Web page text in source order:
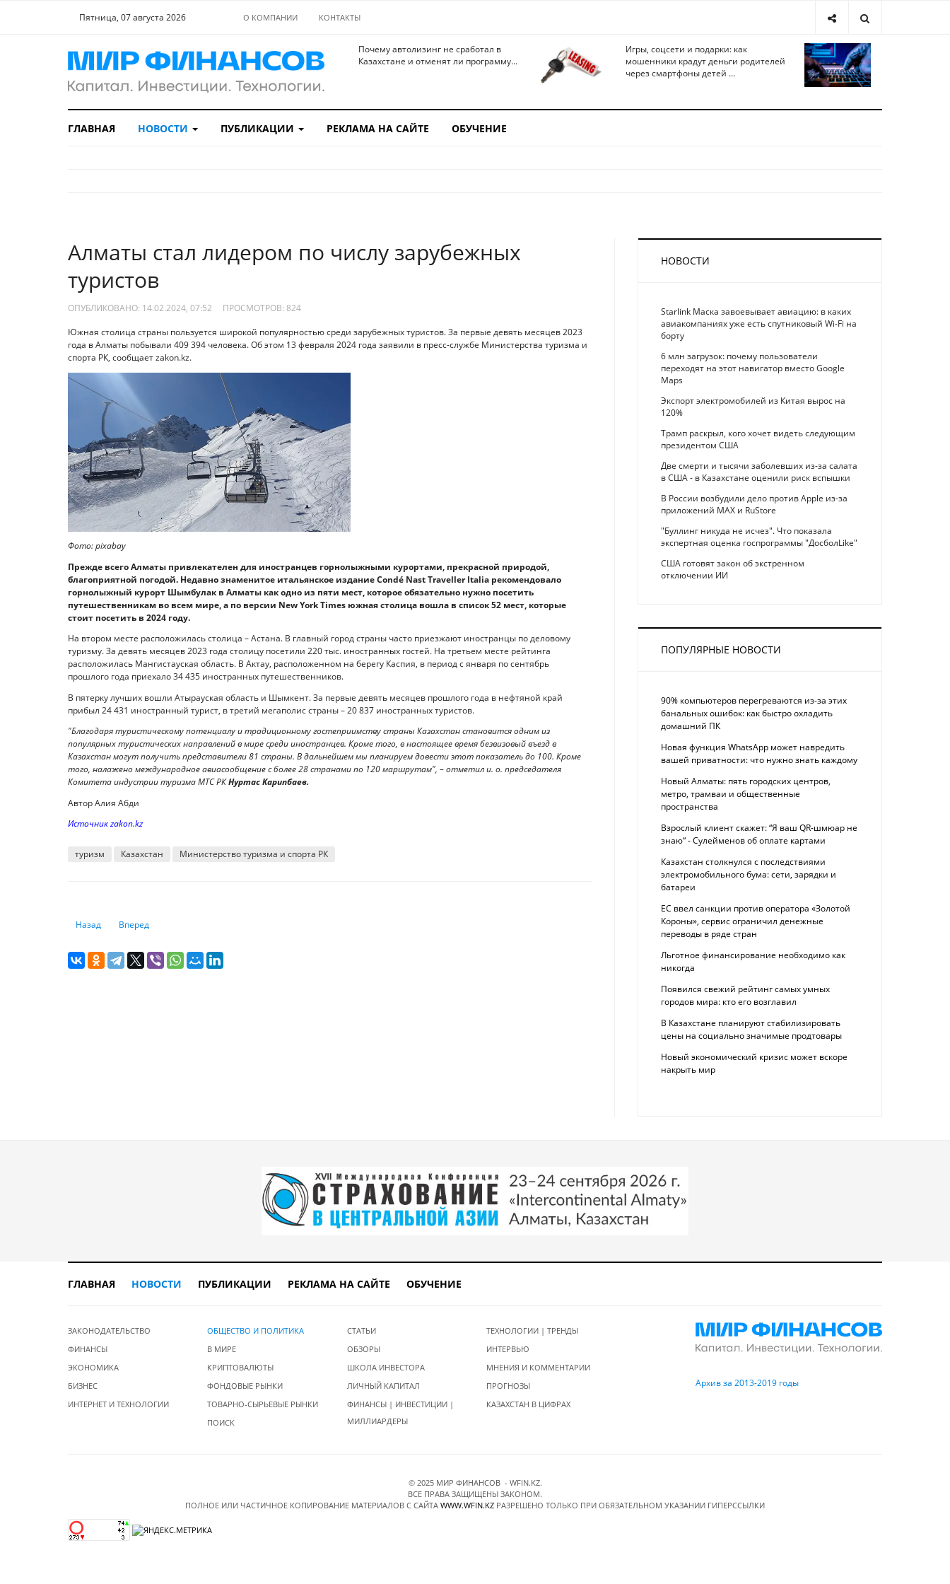
Пятница, 07 августа 2026 О КОМПАНИИ КОНТАКТЫ
Почему автолизинг не сработал в
Казахстане и отменят ли программу...
Игры, соцсети и подарки: как
мошенники крадут деньги родителей
через смартфоны детей ...
ГЛАВНАЯ НОВОСТИ ПУБЛИКАЦИИ РЕКЛАМА НА САЙТЕ ОБУЧЕНИЕ
Алматы стал лидером по числу зарубежных
туристов
ОПУБЛИКОВАНО: 14.02.2024, 07:52 ПРОСМОТРОВ: 824
Южная столица страны пользуется широкой популярностью среди зарубежных туристов. За первые девять месяцев 2023
года в Алматы побывали 409 394 человека. Об этом 13 февраля 2024 года заявили в пресс-службе Министерства туризма и
спорта РК, сообщает zakon.kz.
Фото: pixabay
Прежде всего Алматы привлекателен для иностранцев горнолыжными курортами, прекрасной природой,
благоприятной погодой. Недавно знаменитое итальянское издание Condé Nast Traveller Italia рекомендовало
горнолыжный курорт Шымбулак в Алматы как одно из пяти мест, которое обязательно нужно посетить
путешественникам во всем мире, а по версии New York Times южная столица вошла в список 52 мест, которые
стоит посетить в 2024 году.
На втором месте расположилась столица – Астана. В главный город страны часто приезжают иностранцы по деловому
туризму. За девять месяцев 2023 года столицу посетили 220 тыс. иностранных гостей. На третьем месте рейтинга
расположилась Мангистауская область. В Актау, расположенном на берегу Каспия, в период с января по сентябрь
прошлого года приехало 34 435 иностранных путешественников.
В пятерку лучших вошли Атырауская область и Шымкент. За первые девять месяцев прошлого года в нефтяной край
прибыл 24 431 иностранный турист, в третий мегаполис страны – 20 837 иностранных туристов.
"Благодаря туристическому потенциалу и традиционному гостеприимству страны Казахстан становится одним из
популярных туристических направлений в мире среди иностранцев. Кроме того, в настоящее время безвизовый въезд в
Казахстан могут получить представители 81 страны. В дальнейшем мы планируем довести этот показатель до 100. Кроме
того, налажено международное авиасообщение с более 28 странами по 120 маршрутам", – отметил и. о. председателя
Комитета индустрии туризма МТС РКНуртас Карипбаев.
Автор Алия Абди
Источник zakon.kz
туризм Казахстан Министерство туризма и спорта РК
Предыдущий: Алматинцам стало удобнее получать государственные услуги
Назад Следующий: Места, где цены на жилье падают
Вперед
НОВОСТИ
Starlink Маска завоевывает авиацию: в каких
авиакомпаниях уже есть спутниковый Wi-Fi на
борту
6 млн загрузок: почему пользователи
переходят на этот навигатор вместо Google
Maps
Экспорт электромобилей из Китая вырос на
120%
Трамп раскрыл, кого хочет видеть следующим
президентом США
Две смерти и тысячи заболевших из-за салата
в США - в Казахстане оценили риск вспышки
В России возбудили дело против Apple из-за
приложений MAX и RuStore
"Буллинг никуда не исчез". Что показала
экспертная оценка госпрограммы "ДосболLike"
США готовят закон об экстренном
отключении ИИ
ПОПУЛЯРНЫЕ НОВОСТИ
90% компьютеров перегреваются из-за этих
банальных ошибок: как быстро охладить
домашний ПК
Новая функция WhatsApp может навредить
вашей приватности: что нужно знать каждому
Новый Алматы: пять городских центров,
метро, трамваи и общественные
пространства
Взрослый клиент скажет: “Я ваш QR-шмюар не
знаю“ - Сулейменов об оплате картами
Казахстан столкнулся с последствиями
электромобильного бума: сети, зарядки и
батареи
ЕС ввел санкции против оператора «Золотой
Короны», сервис ограничил денежные
переводы в ряде стран
Льготное финансирование необходимо как
никогда
Появился свежий рейтинг самых умных
городов мира: кто его возглавил
В Казахстане планируют стабилизировать
цены на социально значимые продтовары
Новый экономический кризис может вскоре
накрыть мир
ГЛАВНАЯ НОВОСТИ ПУБЛИКАЦИИ РЕКЛАМА НА САЙТЕ ОБУЧЕНИЕ
ЗАКОНОДАТЕЛЬСТВО
ФИНАНСЫ
ЭКОНОМИКА
БИЗНЕС
ИНТЕРНЕТ И ТЕХНОЛОГИИ
ОБЩЕСТВО И ПОЛИТИКА
В МИРЕ
КРИПТОВАЛЮТЫ
ФОНДОВЫЕ РЫНКИ
ТОВАРНО-СЫРЬЕВЫЕ РЫНКИ
ПОИСК
СТАТЬИ
ОБЗОРЫ
ШКОЛА ИНВЕСТОРА
ЛИЧНЫЙ КАПИТАЛ
ФИНАНСЫ | ИНВЕСТИЦИИ |
МИЛЛИАРДЕРЫ
ТЕХНОЛОГИИ | ТРЕНДЫ
ИНТЕРВЬЮ
МНЕНИЯ И КОММЕНТАРИИ
ПРОГНОЗЫ
КАЗАХСТАН В ЦИФРАХ
Архив за 2013-2019 годы
© 2025 МИР ФИНАНСОВ - WFIN.KZ.
ВСЕ ПРАВА ЗАЩИЩЕНЫ ЗАКОНОМ.
ПОЛНОЕ ИЛИ ЧАСТИЧНОЕ КОПИРОВАНИЕ МАТЕРИАЛОВ C САЙТА WWW.WFIN.KZ РАЗРЕШЕНО ТОЛЬКО ПРИ ОБЯЗАТЕЛЬНОМ УКАЗАНИИ ГИПЕРССЫЛКИ